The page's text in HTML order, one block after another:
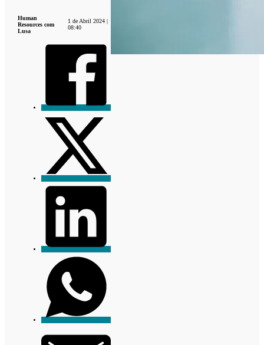
Human
Resources com
Lusa
1 de Abril 2024 |
08:40